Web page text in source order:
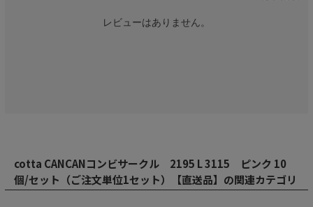
レビューはありません。
cotta CANCANコンビサークル 2195 L 3115 ピンク 10
個/セット（ご注文単位1セット）【直送品】の関連カテゴリ